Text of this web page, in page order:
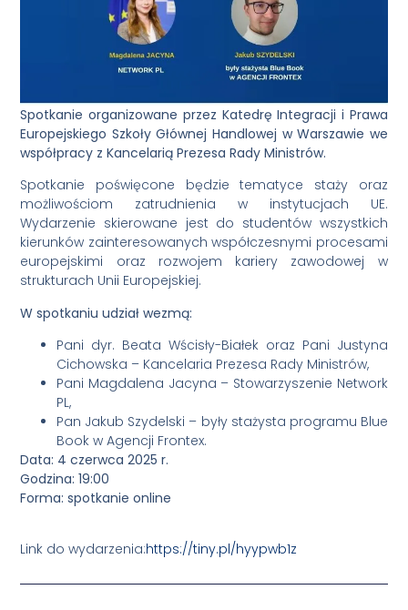
Spotkanie organizowane przez Katedrę Integracji i Prawa
Europejskiego Szkoły Głównej Handlowej w Warszawie we
współpracy z Kancelarią Prezesa Rady Ministrów.
Spotkanie poświęcone będzie tematyce staży oraz
możliwościom zatrudnienia w instytucjach UE.
Wydarzenie skierowane jest do studentów wszystkich
kierunków zainteresowanych współczesnymi procesami
europejskimi oraz rozwojem kariery zawodowej w
strukturach Unii Europejskiej.
W spotkaniu udział wezmą:
Pani dyr. Beata Wścisły-Białek oraz Pani Justyna
Cichowska – Kancelaria Prezesa Rady Ministrów,
Pani Magdalena Jacyna – Stowarzyszenie Network
PL,
Pan Jakub Szydelski – były stażysta programu Blue
Book w Agencji Frontex.
Data: 4 czerwca 2025 r.
Godzina: 19:00
Forma: spotkanie online
Link do wydarzenia:https://tiny.pl/hyypwb1z